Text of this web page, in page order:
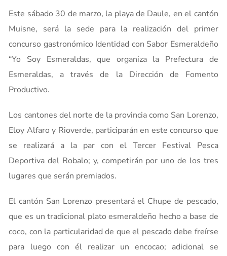
Este sábado 30 de marzo, la playa de Daule, en el cantón
Muisne, será la sede para la realización del primer
concurso gastronómico Identidad con Sabor Esmeraldeño
“Yo Soy Esmeraldas, que organiza la Prefectura de
Esmeraldas, a través de la Dirección de Fomento
Productivo.
Los cantones del norte de la provincia como San Lorenzo,
Eloy Alfaro y Rioverde, participarán en este concurso que
se realizará a la par con el Tercer Festival Pesca
Deportiva del Robalo; y, competirán por uno de los tres
lugares que serán premiados.
El cantón San Lorenzo presentará el Chupe de pescado,
que es un tradicional plato esmeraldeño hecho a base de
coco, con la particularidad de que el pescado debe freírse
para luego con él realizar un encocao; adicional se